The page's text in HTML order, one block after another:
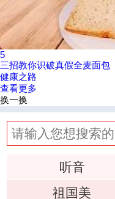
5
三招教你识破真假全麦面包
健康之路
查看更多
换一换
听音
祖国美